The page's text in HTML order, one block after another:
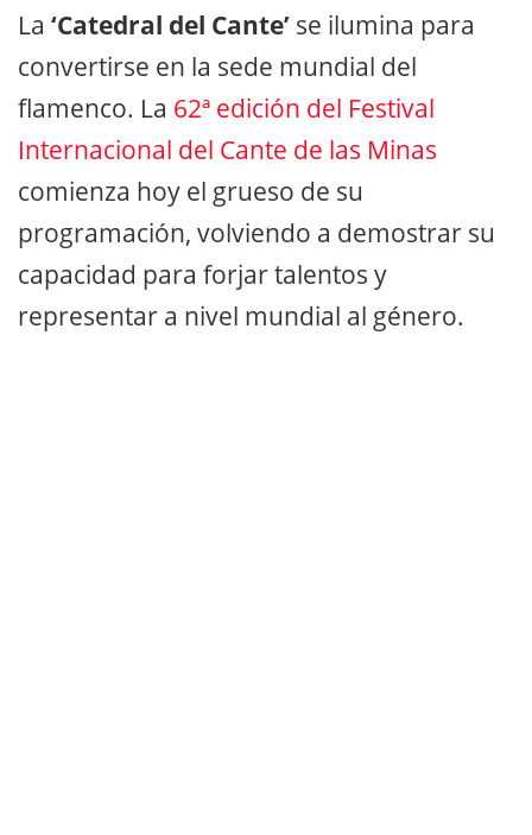
La ‘Catedral del Cante’ se ilumina para
convertirse en la sede mundial del
flamenco. La 62ª edición del Festival
Internacional del Cante de las Minas
comienza hoy el grueso de su
programación, volviendo a demostrar su
capacidad para forjar talentos y
representar a nivel mundial al género.